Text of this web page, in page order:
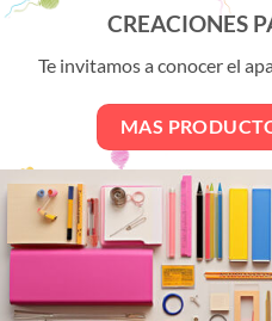
CREACIONES
Te invitamos a conocer el
MAS